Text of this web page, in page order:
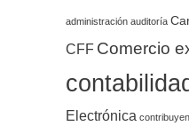
administración auditoría
CFF Comercio
Electrónica